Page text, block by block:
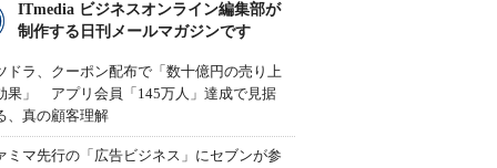
ITmedia ビジネスオンライン編集部が
制作する日刊メールマガジンです
ドラ、クーポン配布で「数十億円の売り上
果」 アプリ会員「145万人」達成で見据
、真の顧客理解
ミマ先行の「広告ビジネス」にセブンが参